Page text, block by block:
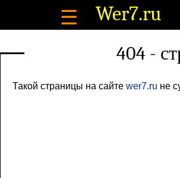
☰ Wer7.ru
404 -
Такой страницы на сайте wer7.ru не